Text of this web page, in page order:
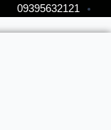
09395632121پیمایش